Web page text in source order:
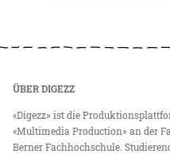
ÜBER DIGEZZ
«Digezz» ist die
«Multimedia Production» an der
Berner Fachhochschule.